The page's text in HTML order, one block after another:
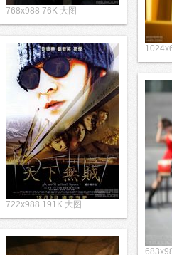
768x988 76K 大图
722x988 191K 大图